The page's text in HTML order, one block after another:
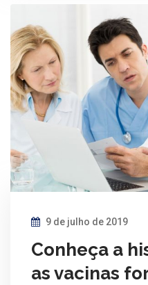
9 de julho de 2019
Conheça a
as vacinas